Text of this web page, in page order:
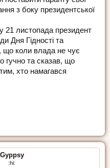
з боку президентської
21 листопада президент
Дня Гідності та
що коли влада не чує
гучно та сказав, що
хто намагався
Gyppsy
:hi: